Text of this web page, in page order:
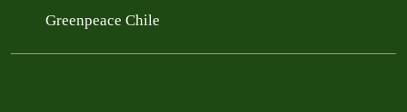
Greenpeace Chile